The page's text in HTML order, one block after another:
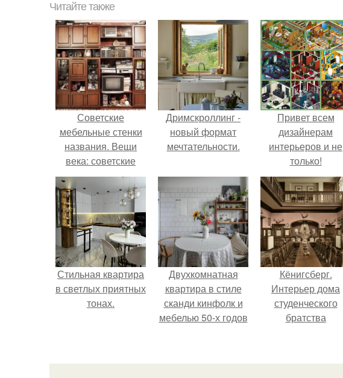
Читайте также
Советские
мебельные стенки
названия. Вещи
века: советские
стенки 80-х.
Дримскроллинг -
новый формат
мечтательности.
Привет всем
дизайнерам
интерьеров и не
только!
Стильная квартира
в светлых приятных
тонах.
Двухкомнатная
квартира в стиле
сканди кинфолк и
мебелью 50-х годов
Кёнигсберг.
Интерьер дома
студенческого
братства